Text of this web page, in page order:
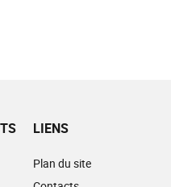
LIENS
Plan du site